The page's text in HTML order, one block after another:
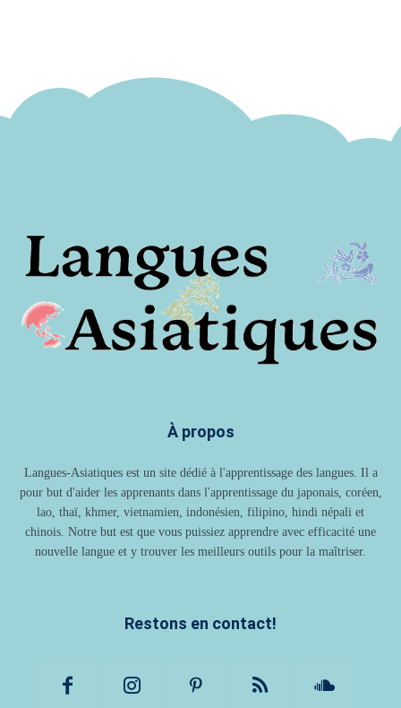
À propos
Langues-Asiatiques est un site dédié à l'apprentissage des langues. Il a
pour but d'aider les apprenants dans l'apprentissage du japonais, coréen,
lao, thaï, khmer, vietnamien, indonésien, filipino, hindi népali et
chinois. Notre but est que vous puissiez apprendre avec efficacité une
nouvelle langue et y trouver les meilleurs outils pour la maîtriser.
Restons en contact!